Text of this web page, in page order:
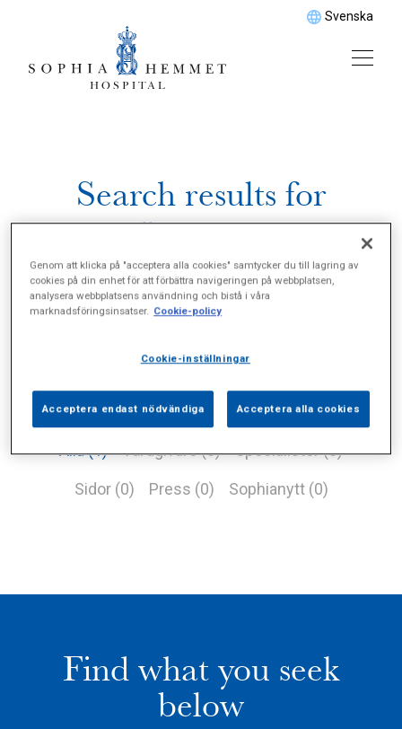
Svenska
Search results for
Alla (1) Vårdgivare (0) Specialister (0)
Sidor (0) Press (0) Sophianytt (0)
Find what you seek
below
Genom att klicka på "acceptera alla cookies" samtycker du till lagring av
cookies på din enhet för att förbättra navigeringen på webbplatsen,
analysera webbplatsens användning och bistå i våra
marknadsföringsinsatser. Cookie-policy
Cookie-inställningar
Acceptera endast nödvändiga Acceptera alla cookies